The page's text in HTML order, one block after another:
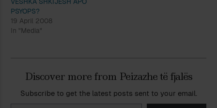
PSYOPS?
19 April 2008
In "Media"
Discover more from Peizazhe të fjalës
Subscribe to get the latest posts sent to your email.
Type your email…